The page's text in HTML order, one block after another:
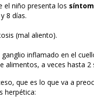
el niño presenta los
8 días.
(mal aliento).
inflamado en el
alimentos, a veces hasta 2
que es lo que va a
herpética: